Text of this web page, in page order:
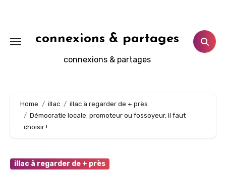
principal
connexions & partages
connexions & partages
Home illac
illac à regarder de + près
Démocratie locale: promoteur ou fossoyeur, il faut
choisir !
illac à regarder de + près